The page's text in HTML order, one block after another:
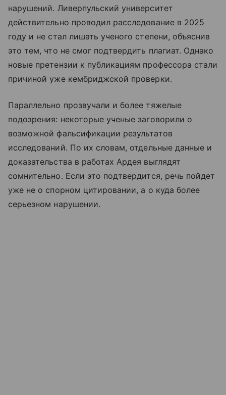
нарушений. Ливерпульский университет
действительно проводил расследование в 2025
году и не стал лишать ученого степени, объяснив
это тем, что не смог подтвердить плагиат. Однако
новые претензии к публикациям профессора стали
причиной уже кембриджской проверки.
Параллельно прозвучали и более тяжелые
подозрения: некоторые ученые заговорили о
возможной фальсификации результатов
исследований. По их словам, отдельные данные и
доказательства в работах Ардея выглядят
сомнительно. Если это подтвердится, речь пойдет
уже не о спорном цитировании, а о куда более
серьезном нарушении.